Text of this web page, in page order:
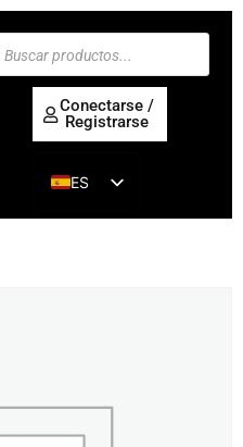
Conectarse /
Registrarse
ES
EN